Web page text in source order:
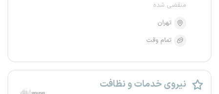
منقضی شده
تهران
تمام وقت
نیروی خدمات و نظافت